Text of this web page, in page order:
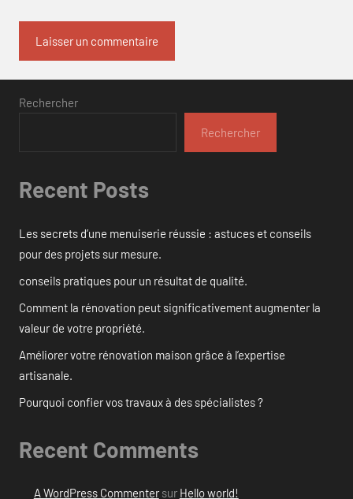
Rechercher
Rechercher
Recent Posts
Les secrets d’une menuiserie réussie : astuces et conseils
pour des projets sur mesure.
conseils pratiques pour un résultat de qualité.
Comment la rénovation peut significativement augmenter la
valeur de votre propriété.
Améliorer votre rénovation maison grâce à l’expertise
artisanale.
Pourquoi confier vos travaux à des spécialistes ?
Recent Comments
A WordPress Commentersur Hello world!